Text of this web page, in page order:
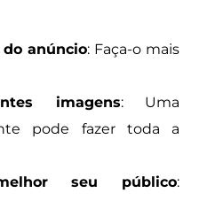
anúncio: Faça-o mais
imagens: Uma
pode fazer toda a
seu público: